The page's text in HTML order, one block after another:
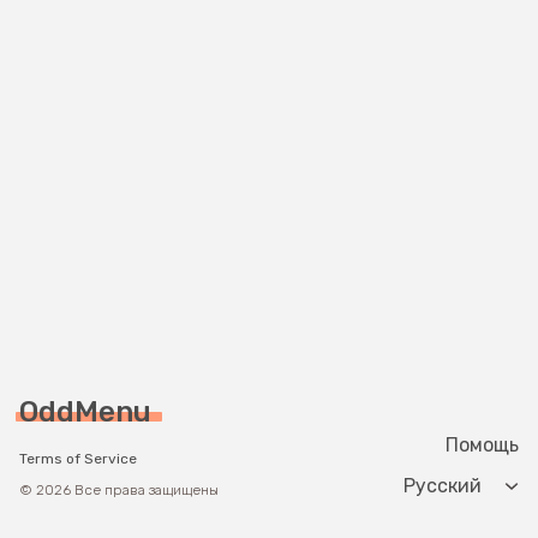
OddMenu
Terms of Service
© 2026 Все права защищены
Помощь
Change